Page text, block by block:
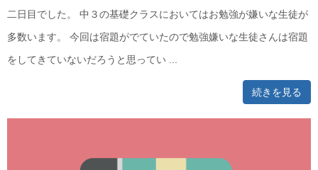
二日目でした。 中３の基礎クラスにおいてはお勉強が嫌いな生徒が
多数います。 今回は宿題がでていたので勉強嫌いな生徒さんは宿題
をしてきていないだろうと思ってい ...
続きを見る